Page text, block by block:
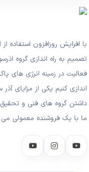
تصمیم به راه اندازی گروه
فعالیت در زمینه انرژی های
اندازی کنیم یکی از مزایای
داشتن گروه های فنی و
ما با یک فروشنده معمولی